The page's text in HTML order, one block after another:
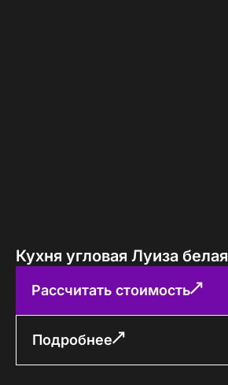
Кухня угловая Луиза белая
Рассчитать стоимость
Подробнее